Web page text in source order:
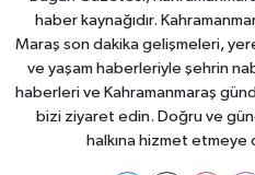
haber kaynağıdır.
Maraş son dakika gelişmeleri,
ve yaşam haberleriyle şehrin
haberleri ve Kahramanmaraş
bizi ziyaret edin. Doğru ve
halkına hizmet